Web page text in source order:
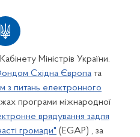
Міністрів України.
Східна Європа та
з питань електронного
програми міжнародної
врядування задля
громади" (EGAP) , за